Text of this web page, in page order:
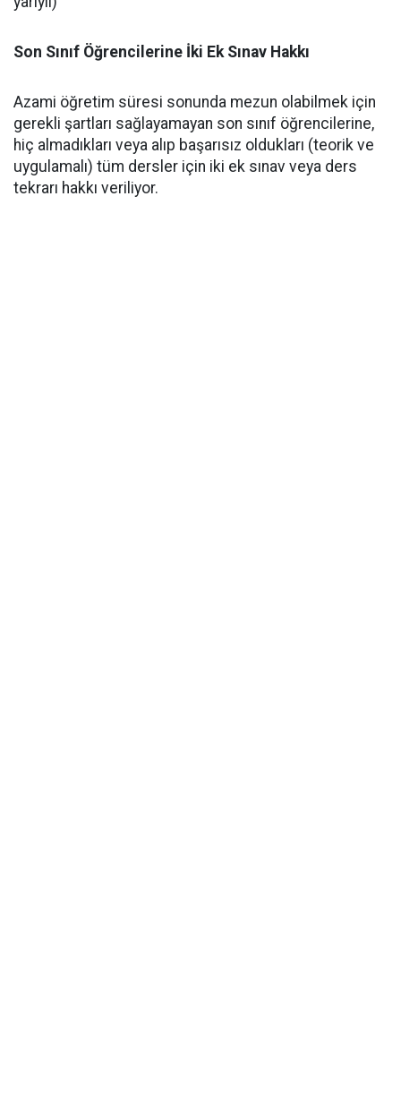
Son Sınıf Öğrencilerine İki Ek Sınav Hakkı
​Azami öğretim süresi sonunda mezun olabilmek için
gerekli şartları sağlayamayan son sınıf öğrencilerine,
hiç almadıkları veya alıp başarısız oldukları (teorik ve
uygulamalı) tüm dersler için iki ek sınav veya ders
tekrarı hakkı veriliyor.